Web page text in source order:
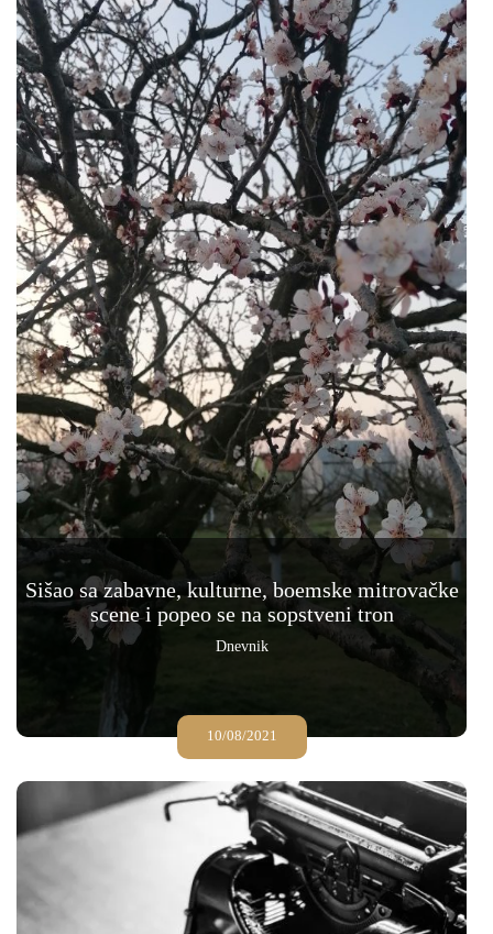
Sišao sa zabavne, kulturne, boemske mitrovačke
scene i popeo se na sopstveni tron
Dnevnik
10/08/2021